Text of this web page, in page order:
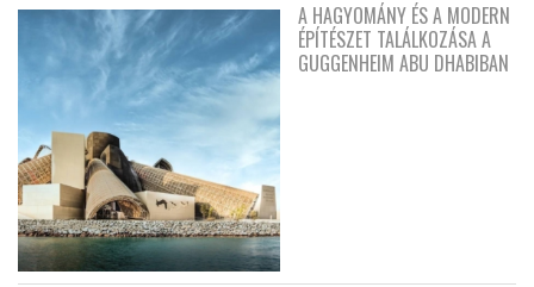
A HAGYOMÁNY ÉS A MODERN
ÉPÍTÉSZET TALÁLKOZÁSA A
GUGGENHEIM ABU DHABIBAN